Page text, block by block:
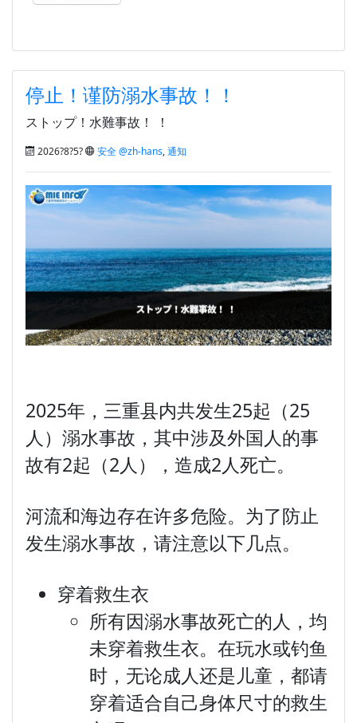
停止！谨防溺水事故！！
ストップ！水難事故！ ！
2026?8?5? 安全 @zh-hans,通知
2025年，三重县内共发生25起（25
人）溺水事故，其中涉及外国人的事
故有2起（2人），造成2人死亡。
河流和海边存在许多危险。为了防止
发生溺水事故，请注意以下几点。
穿着救生衣
所有因溺水事故死亡的人，均
未穿着救生衣。在玩水或钓鱼
时，无论成人还是儿童，都请
穿着适合自己身体尺寸的救生